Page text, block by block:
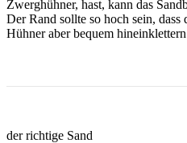
Zwerghühner, hast, kann das
Der Rand sollte so hoch sein, dass
Hühner aber bequem
der richtige Sand